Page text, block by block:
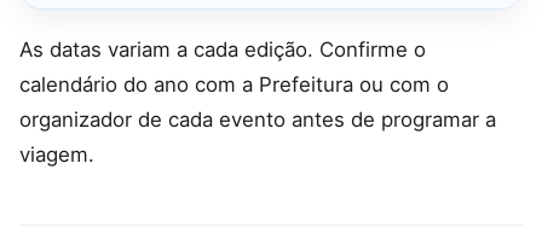
As datas variam a cada edição. Confirme o
calendário do ano com a Prefeitura ou com o
organizador de cada evento antes de programar a
viagem.